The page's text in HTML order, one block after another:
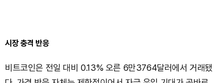
시장 충격 반응
비트코인은 전일 대비 0.13% 오른 6만3764달러에서 거래됐